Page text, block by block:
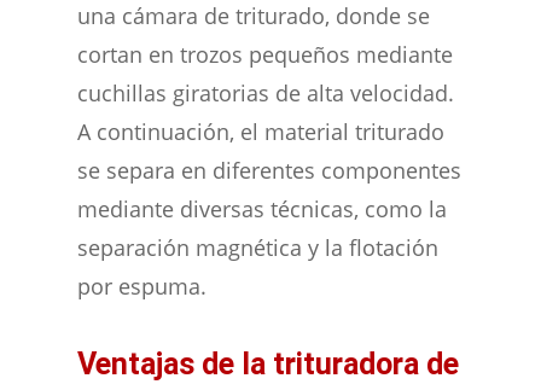
una cámara de triturado, donde se
cortan en trozos pequeños mediante
cuchillas giratorias de alta velocidad.
A continuación, el material triturado
se separa en diferentes componentes
mediante diversas técnicas, como la
separación magnética y la flotación
por espuma.
Ventajas de la trituradora de